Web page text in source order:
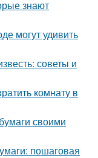
знают
могут удивить
советы и
комнату в
своими
пошаговая